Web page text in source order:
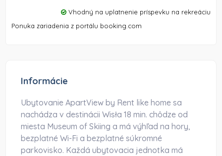
Vhodný na uplatnenie príspevku na rekreáciu
Ponuka zariadenia z portálu booking.com
Informácie
Ubytovanie ApartView by Rent like home sa
nachádza v destinácii Wisła 18 min. chôdze od
miesta Museum of Skiing a má výhľad na hory,
bezplatné Wi-Fi a bezplatné súkromné
parkovisko. Každá ubytovacia jednotka má